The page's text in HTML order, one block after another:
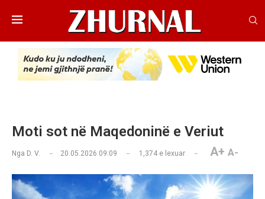
Moti sot në Maqedoninë e Veriut
Nga D. V. 20.05.2026 09:09 1,374 e lexuar A+ A-